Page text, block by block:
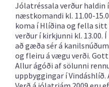
Jólatréssala verður haldin
næstkomandi kl. 11.00-
koma í Hlíðina og fella
verður í kirkjunni kl. 13.00.
að gæða sér á
og fleiru á vægu verði.
Allur ágóði af sölunni
uppbyggingar í